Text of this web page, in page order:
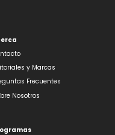
y Marcas
Frecuentes
Nosotros